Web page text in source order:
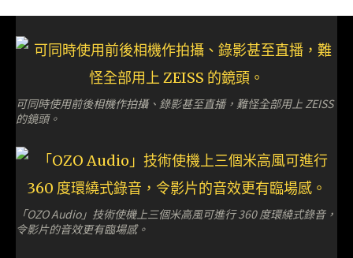
可同時使用前後相機作拍攝、錄影甚至直播，難怪全部用上 ZEISS
的鏡頭。
「OZO Audio」技術使機上三個米高風可進行 360 度環繞式錄音，
令影片的音效更有臨場感。